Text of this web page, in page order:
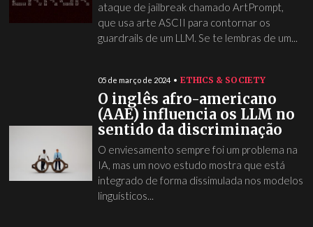
ataque de jailbreak chamado ArtPrompt,
que usa arte ASCII para contornar os
guardrails de um LLM. Se te lembras de um...
05 de março de 2024 ETHICS & SOCIETY
O inglês afro-americano
(AAE) influencia os LLM no
sentido da discriminação
O enviesamento sempre foi um problema na
IA, mas um novo estudo mostra que está
integrado de forma dissimulada nos modelos
linguísticos...